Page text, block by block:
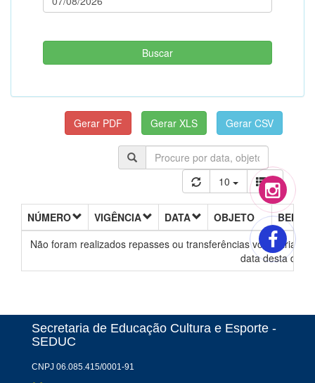
10
NÚMERO VIGÊNCIA DATA OBJETO
Não foram realizados repasses ou transferências voluntárias
data desta
Secretaria de Educação Cultura e Esporte -
SEDUC
CNPJ 06.085.415/0001-91